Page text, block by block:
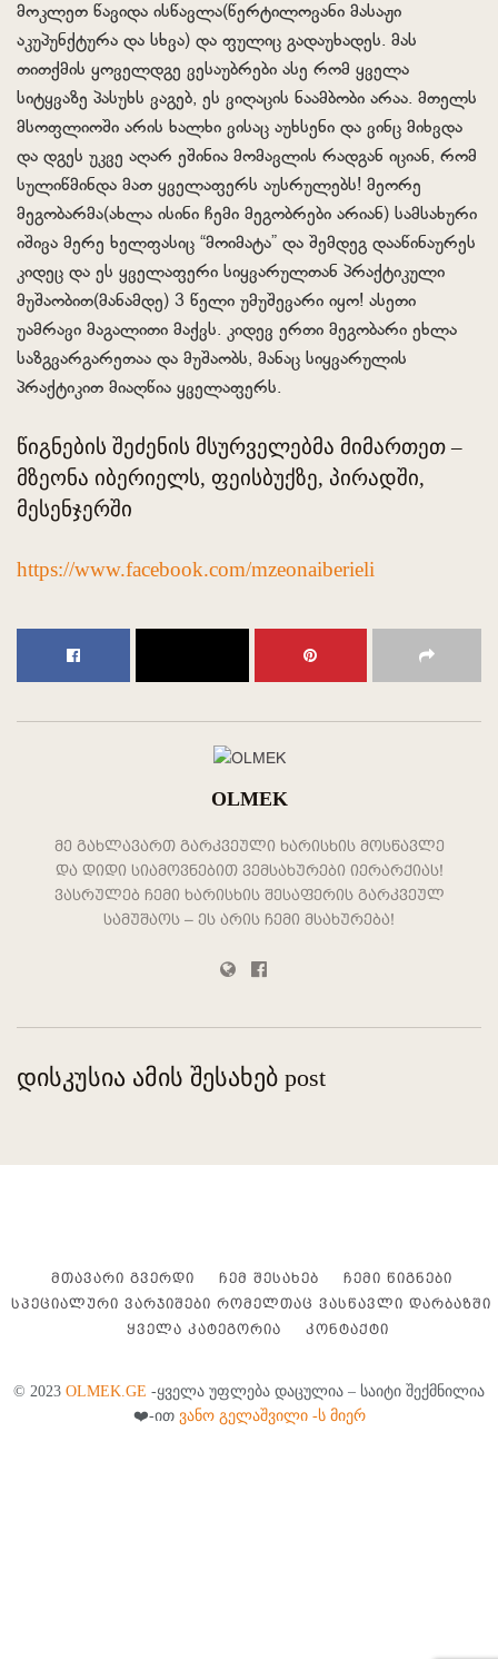
მოკლეთ წავიდა ისწავლა(წერტილოვანი მასაჟი
აკუპუნქტურა და სხვა) და ფულიც გადაუხადეს. მას
თითქმის ყოველდგე ვესაუბრები ასე რომ ყველა
სიტყვაზე პასუხს ვაგებ, ეს ვიღაცის ნაამბობი არაა. მთელს
მსოფლიოში არის ხალხი ვისაც აუხსენი და ვინც მიხვდა
და დგეს უკვე აღარ ეშინია მომავლის რადგან იციან, რომ
სულიწმინდა მათ ყველაფერს აუსრულებს! მეორე
მეგობარმა(ახლა ისინი ჩემი მეგობრები არიან) სამსახური
იშივა მერე ხელფასიც “მოიმატა” და შემდეგ დააწინაურეს
კიდეც და ეს ყველაფერი სიყვარულთან პრაქტიკული
მუშაობით(მანამდე) 3 წელი უმუშევარი იყო! ასეთი
უამრავი მაგალითი მაქვს. კიდევ ერთი მეგობარი ეხლა
საზგვარგარეთაა და მუშაობს, მანაც სიყვარულის
პრაქტიკით მიაღწია ყველაფერს.
წიგნების შეძენის მსურველებმა მიმართეთ –
მზეონა იბერიელს, ფეისბუქზე, პირადში,
მესენჯერში
https://www.facebook.com/mzeonaiberieli
OLMEK
მე გახლავართ გარკვეული ხარისხის მოსწავლე
და დიდი სიამოვნებით ვემსახურები იერარქიას!
ვასრულებ ჩემი ხარისხის შესაფერის გარკვეულ
სამუშაოს – ეს არის ჩემი მსახურება!
დისკუსია ამის შესახებ post
ᲛᲗᲐᲕᲐᲠᲘ ᲒᲕᲔᲠᲓᲘ ᲩᲔᲛ ᲨᲔᲡᲐᲮᲔᲑ
ᲩᲔᲛᲘ ᲬᲘᲒᲜᲔᲑᲘ
ᲡᲞᲔᲪᲘᲐᲚᲣᲠᲘ ᲕᲐᲠᲯᲘᲨᲔᲑᲘ ᲠᲝᲛᲔᲚᲗᲐᲪ ᲕᲐᲡᲬᲐᲕᲚᲘ ᲓᲐᲠᲑᲐᲖᲨᲘ
ᲧᲕᲔᲚᲐ ᲙᲐᲢᲔᲒᲝᲠᲘᲐ
ᲙᲝᲜᲢᲐᲥᲢᲘ
© 2023 OLMEK.GE -ყველა უფლება დაცულია – საიტი შექმნილია
❤️-ით ვანო გელაშვილი -ს მიერ